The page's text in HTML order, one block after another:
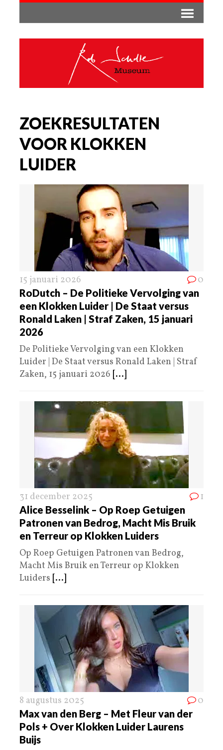
ZOEKRESULTATEN
VOOR KLOKKEN
LUIDER
15 januari 2026 0
RoDutch – De Politieke Vervolging van
een Klokken Luider | De Staat versus
Ronald Laken | Straf Zaken, 15 januari
2026
De Politieke Vervolging van een Klokken
Luider | De Staat versus Ronald Laken | Straf
Zaken, 15 januari 2026 [...]
31 december 2025 1
Alice Besselink – Op Roep Getuigen
Patronen van Bedrog, Macht Mis Bruik
en Terreur op Klokken Luiders
Op Roep Getuigen Patronen van Bedrog,
Macht Mis Bruik en Terreur op Klokken
Luiders [...]
8 augustus 2025 0
Max van den Berg – Met Fleur van der
Pols + Over Klokken Luider Laurens
Buijs